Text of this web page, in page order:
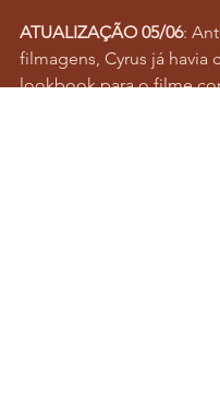
ATUALIZAÇÃO 05/06:
filmagens, Cyrus já havia
lookbook para o filme